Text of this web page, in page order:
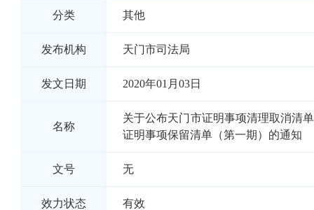
分类 其他
发布机构 天门市司法局
发文日期 2020年01月03日
名称
关于公布天门市证明事项清理取消清
证明事项保留清单（第一期）的通知
文号 无
效力状态 有效